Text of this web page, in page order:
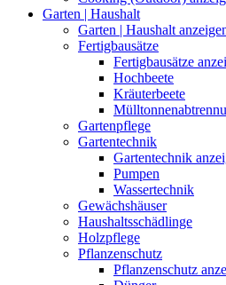
Garten | Haushalt
Garten | Haushalt
Fertigbausätze
Fertigbausätze
Hochbeete
Kräuterbeete
Gartenpflege
Gartentechnik
Gartentechnik
Pumpen
Wassertechnik
Gewächshäuser
Haushaltsschädlinge
Holzpflege
Pflanzenschutz
Pflanzenschutz